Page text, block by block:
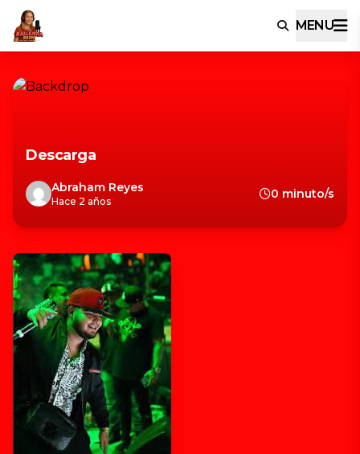
MENU
Descarga
Abraham Reyes
Hace 2 años
0 minuto/s